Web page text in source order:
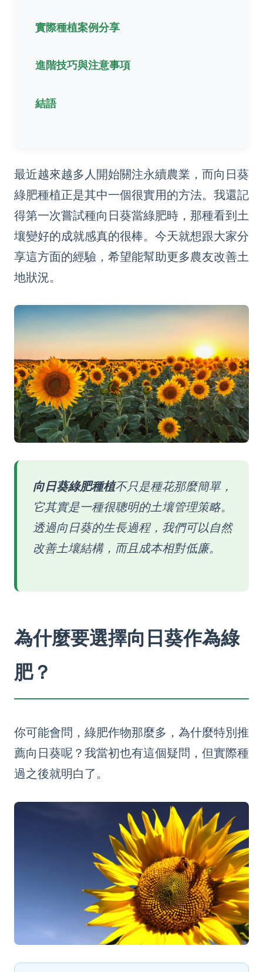
實際種植案例分享
進階技巧與注意事項
結語
最近越來越多人開始關注永續農業，而向日葵
綠肥種植正是其中一個很實用的方法。我還記
得第一次嘗試種向日葵當綠肥時，那種看到土
壤變好的成就感真的很棒。今天就想跟大家分
享這方面的經驗，希望能幫助更多農友改善土
地狀況。
向日葵綠肥種植不只是種花那麼簡單，
它其實是一種很聰明的土壤管理策略。
透過向日葵的生長過程，我們可以自然
改善土壤結構，而且成本相對低廉。
為什麼要選擇向日葵作為綠
肥？
你可能會問，綠肥作物那麼多，為什麼特別推
薦向日葵呢？我當初也有這個疑問，但實際種
過之後就明白了。